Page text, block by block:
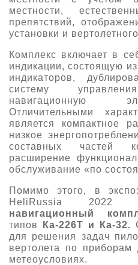
местности,
препятствий,
установки и
Комплекс включает в
индикации, состоящую
индикаторов,
систему
навигационную
Отличительными
является компактное
низкое
составных частей
расширение
обслуживание «по
Помимо этого, в
HeliRussia
навигационный
типов
Ка-226Т и Ка-32.
для решения задач
вертолета по
метеоусловиях.